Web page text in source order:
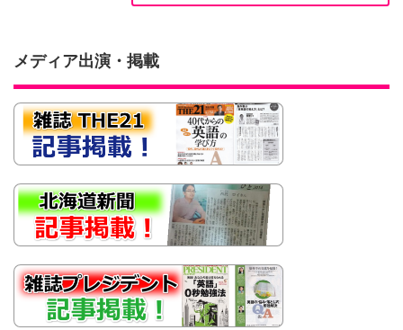
メディア出演・掲載